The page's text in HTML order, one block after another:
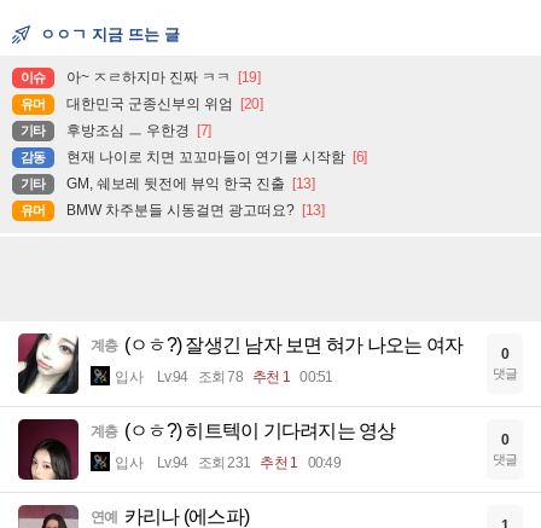
ㅇㅇㄱ 지금 뜨는 글
이슈 아~ ㅈㄹ하지마 진짜 ㅋㅋ [19]
유머 대한민국 군종신부의 위엄 [20]
기타 후방조심 ㅡ 우한경 [7]
감동 현재 나이로 치면 꼬꼬마들이 연기를 시작함 [6]
기타 GM, 쉐보레 뒷전에 뷰익 한국 진출 [13]
유머 BMW 차주분들 시동걸면 광고떠요? [13]
계층 (ㅇㅎ?) 잘생긴 남자 보면 혀가 나오는 여자
입사 Lv.94 조회 78 추천 1 00:51
0
댓글
계층 (ㅇㅎ?) 히트텍이 기다려지는 영상
입사 Lv.94 조회 231 추천 1 00:49
0
댓글
연예 카리나 (에스파)